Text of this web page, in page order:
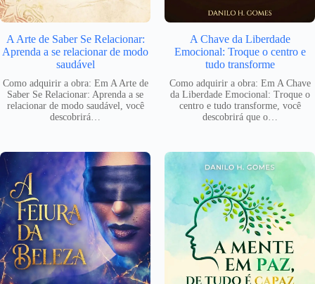
A Arte de Saber Se Relacionar:
Aprenda a se relacionar de modo
saudável
Como adquirir a obra: Em A Arte de
Saber Se Relacionar: Aprenda a se
relacionar de modo saudável, você
descobrirá…
A Chave da Liberdade
Emocional: Troque o centro e
tudo transforme
Como adquirir a obra: Em A Chave
da Liberdade Emocional: Troque o
centro e tudo transforme, você
descobrirá que o…